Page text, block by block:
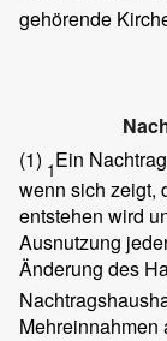
gehörende
(1) 1Ein
wenn sich zeigt,
entstehen wird
Ausnutzung
Änderung des
Mehreinnahmen